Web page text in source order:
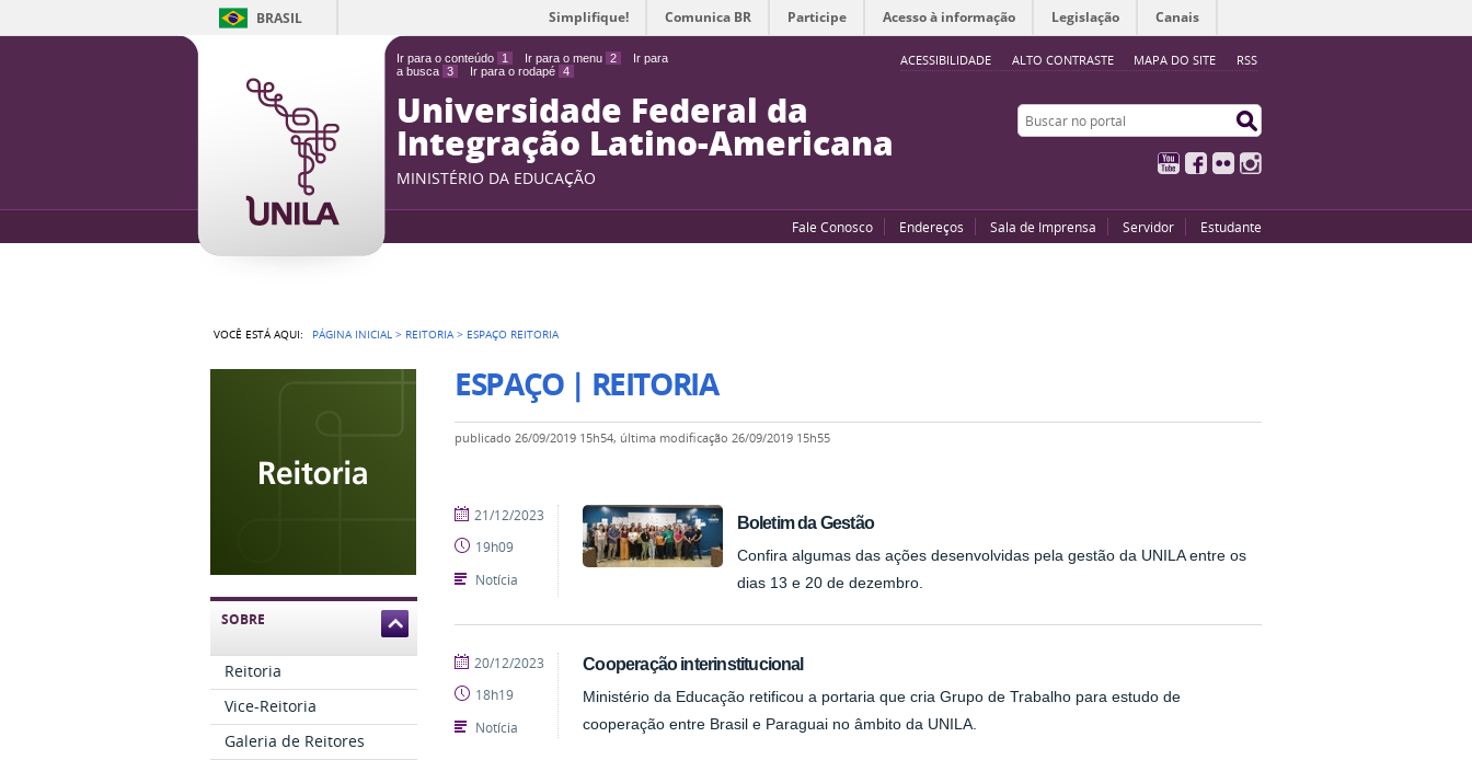
Ir para o conteúdo 1 Ir para o menu 2
Ir para
a busca 3 Ir para o rodapé 4
ACESSIBILIDADE ALTO CONTRASTE MAPA DO SITE RSS
BRASIL Simplifique! Comunica BR Participe Acesso à informação Legislação Canais
Universidade Federal da
Integração Latino-Americana
MINISTÉRIO DA EDUCAÇÃO
Buscar no portal
YouTubeFacebook
Flickr
Fale Conosco Endereços Sala de Imprensa Servidor Estudante
VOCÊ ESTÁ AQUI: PÁGINA INICIAL > REITORIA > ESPAÇO REITORIA
SOBRE
Reitoria
Vice-Reitoria
Galeria de Reitores
ESPAÇO | REITORIA
publicado 26/09/2019 15h54, última modificação 26/09/2019 15h55
Boletim da Gestão
Confira algumas das ações desenvolvidas pela gestão da UNILA entre os
dias 13 e 20 de dezembro.
publicado
21/12/2023
19h09
Notícia
Cooperação interinstitucional
Ministério da Educação retificou a portaria que cria Grupo de Trabalho para estudo de
cooperação entre Brasil e Paraguai no âmbito da UNILA.
publicado
20/12/2023
18h19
Notícia